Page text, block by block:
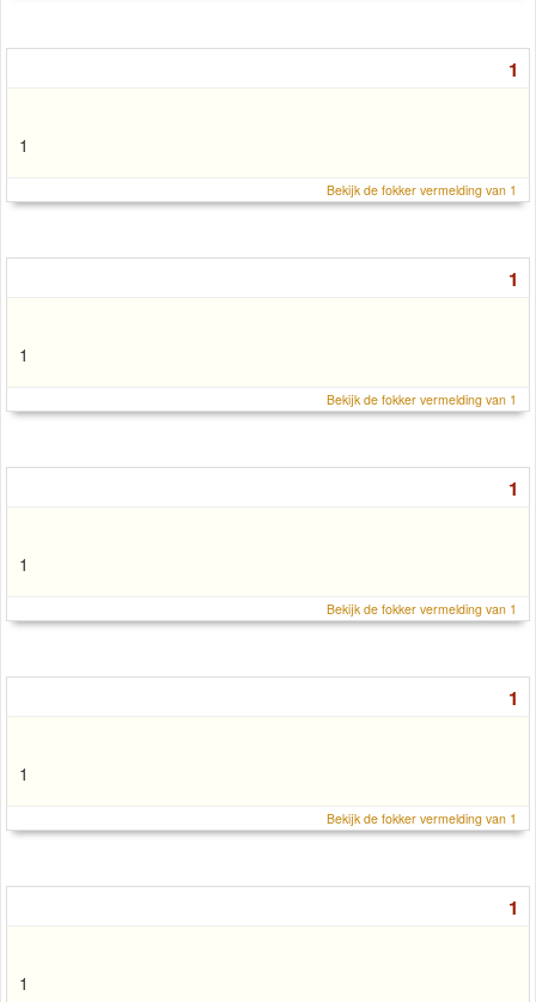
1
1
Bekijk de fokker vermelding van 1
1
1
Bekijk de fokker vermelding van 1
1
1
Bekijk de fokker vermelding van 1
1
1
Bekijk de fokker vermelding van 1
1
1